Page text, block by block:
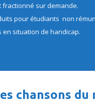
fractionné sur demande.
pour étudiants non
en situation de handicap.
chansons